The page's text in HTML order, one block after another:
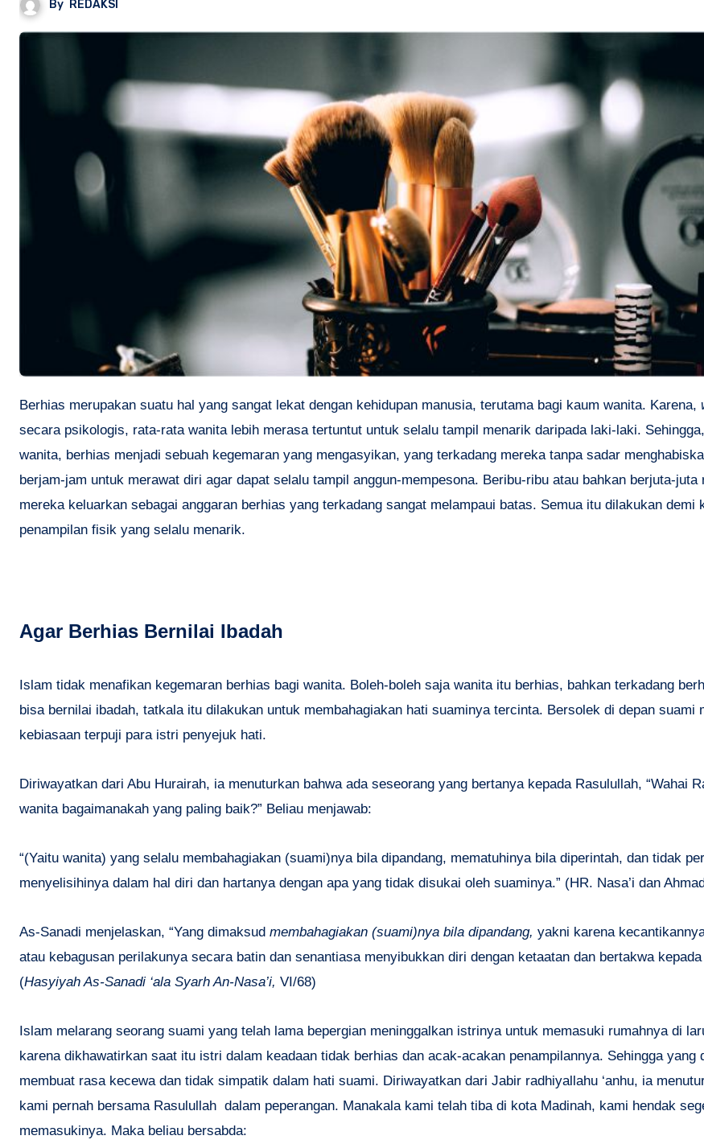
By REDAKSI
Berhias merupakan suatu hal yang sangat lekat dengan kehidupan manusia, terutama bagi kaum wanita. Karena,
secara psikologis, rata-rata wanita lebih merasa tertuntut untuk selalu tampil menarik daripada laki-laki.
wanita, berhias menjadi sebuah kegemaran yang mengasyikan, yang terkadang mereka tanpa sadar
berjam-jam untuk merawat diri agar dapat selalu tampil anggun-mempesona. Beribu-ribu atau bahkan berjuta-juta
mereka keluarkan sebagai anggaran berhias yang terkadang sangat melampaui batas. Semua itu dilakukan demi
penampilan fisik yang selalu menarik.
Agar Berhias Bernilai Ibadah
Islam tidak menafikan kegemaran berhias bagi wanita. Boleh-boleh saja wanita itu berhias, bahkan terkadang
bisa bernilai ibadah, tatkala itu dilakukan untuk membahagiakan hati suaminya tercinta. Bersolek di depan suami
kebiasaan terpuji para istri penyejuk hati.
Diriwayatkan dari Abu Hurairah, ia menuturkan bahwa ada seseorang yang bertanya kepada Rasulullah, “Wahai
wanita bagaimanakah yang paling baik?” Beliau menjawab:
“(Yaitu wanita) yang selalu membahagiakan (suami)nya bila dipandang, mematuhinya bila diperintah, dan tidak
menyelisihinya dalam hal diri dan hartanya dengan apa yang tidak disukai oleh suaminya.” (HR. Nasa’i dan
As-Sanadi menjelaskan, “Yang dimaksud membahagiakan (suami)nya bila dipandang, yakni karena
atau kebagusan perilakunya secara batin dan senantiasa menyibukkan diri dengan ketaatan dan bertakwa kepada
(Hasyiyah As-Sanadi ‘ala Syarh An-Nasa’i, VI/68)
Islam melarang seorang suami yang telah lama bepergian meninggalkan istrinya untuk memasuki rumahnya di
karena dikhawatirkan saat itu istri dalam keadaan tidak berhias dan acak-acakan penampilannya. Sehingga yang
membuat rasa kecewa dan tidak simpatik dalam hati suami. Diriwayatkan dari Jabir radhiyallahu ‘anhu, ia
kami pernah bersama Rasulullah dalam peperangan. Manakala kami telah tiba di kota Madinah, kami hendak
memasukinya. Maka beliau bersabda: